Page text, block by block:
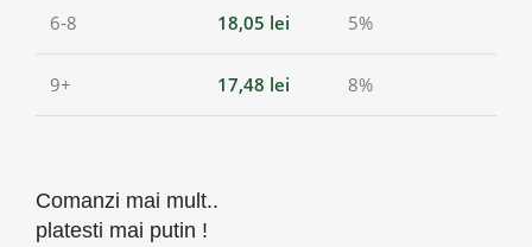
6-8 18,05 lei 5%
9+ 17,48 lei 8%
Comanzi mai mult..
platesti mai putin !